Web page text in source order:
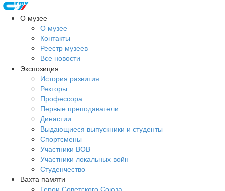
О музее
О музее
Контакты
Реестр музеев
Все новости
Экспозиция
История развития
Ректоры
Профессора
Первые преподаватели
Династии
Выдающиеся выпускники и студенты
Спортсмены
Участники ВОВ
Участники локальных войн
Студенчество
Вахта памяти
Герои Советского Союза